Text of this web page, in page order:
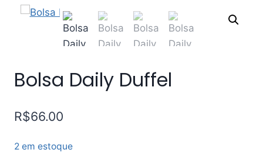
Bolsa Daily Duffel
R$66.00
2 em estoque